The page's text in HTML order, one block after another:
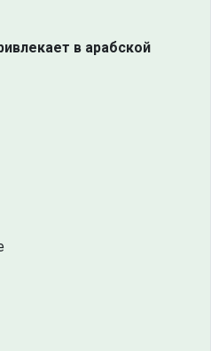
в арабской